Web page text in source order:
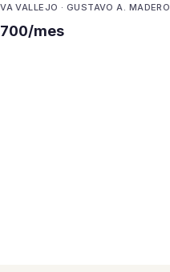
VALLEJO · GUSTAVO A. MADERO
mes